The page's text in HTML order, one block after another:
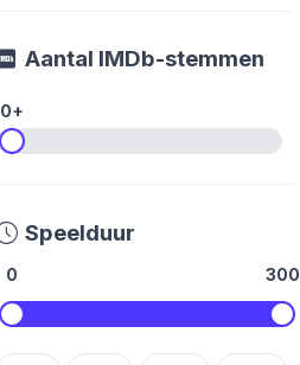
Aantal IMDb-stemmen
0+
Speelduur
0 300